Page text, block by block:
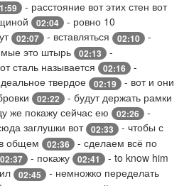
- расстояние вот этих стен вот
02:04
- ровно 10
02:07 - вставляться 02:10
-
это штырь
02:13
-
сталь называется
02:16
-
твердое
02:19
- вот и они
02:22 - будут держать рамки
же покажу сейчас ею 02:26
-
заглушки вот 02:33
- чтобы с
общем
02:36
- сделаем всё по
02:37 - покажу 02:41
- to know him
02:45
- немножко переделать